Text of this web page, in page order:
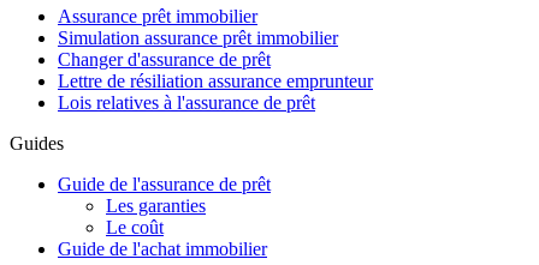
Assurance prêt immobilier
Simulation assurance prêt immobilier
Changer d'assurance de prêt
Lettre de résiliation assurance emprunteur
Lois relatives à l'assurance de prêt
Guides
Guide de l'assurance de prêt
Les garanties
Le coût
Guide de l'achat immobilier